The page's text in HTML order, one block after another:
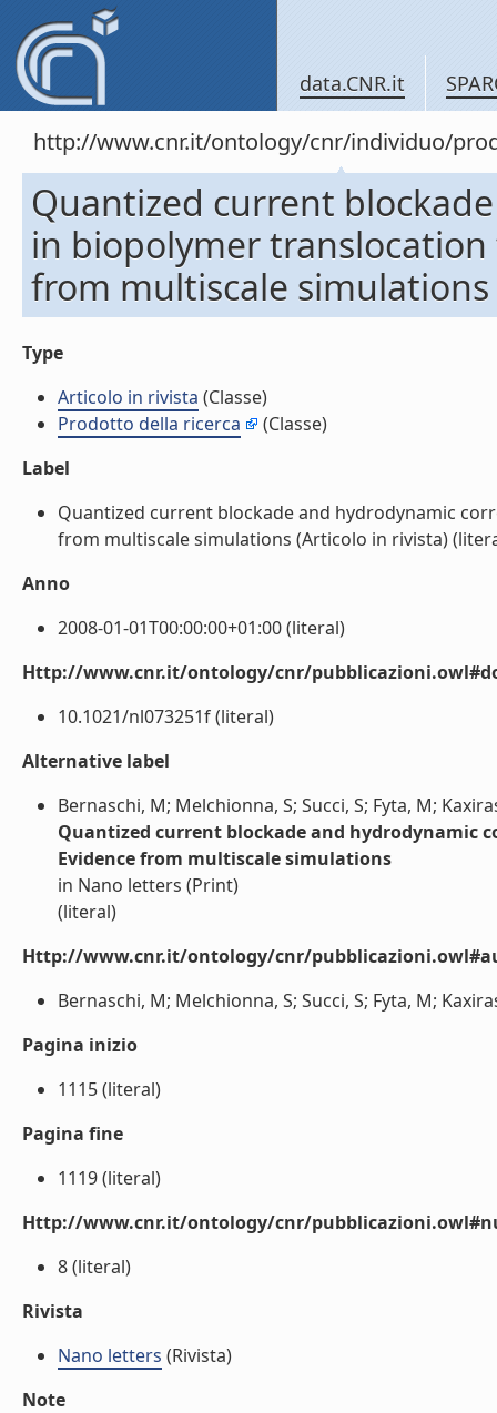
data.CNR.it
http://www.cnr.it/ontology/cnr/individuo/
Quantized current
in biopolymer
from multiscale
Type
Articolo in rivista (Classe)
Prodotto della ricerca
(Classe)
Label
Quantized current blockade and hydrodynamic
from multiscale simulations (Articolo in rivista)
Anno
2008-01-01T00:00:00+01:00 (literal)
Http://www.cnr.it/ontology/cnr/
10.1021/nl073251f (literal)
Alternative label
Bernaschi, M; Melchionna, S; Succi, S; Fyta, M;
Quantized current blockade and
Evidence from multiscale simulations
in Nano letters (Print)
(literal)
Http://www.cnr.it/ontology/cnr/
Bernaschi, M; Melchionna, S; Succi, S; Fyta, M;
Pagina inizio
1115 (literal)
Pagina fine
1119 (literal)
Http://www.cnr.it/ontology/cnr/
8 (literal)
Rivista
Nano letters (Rivista)
Note